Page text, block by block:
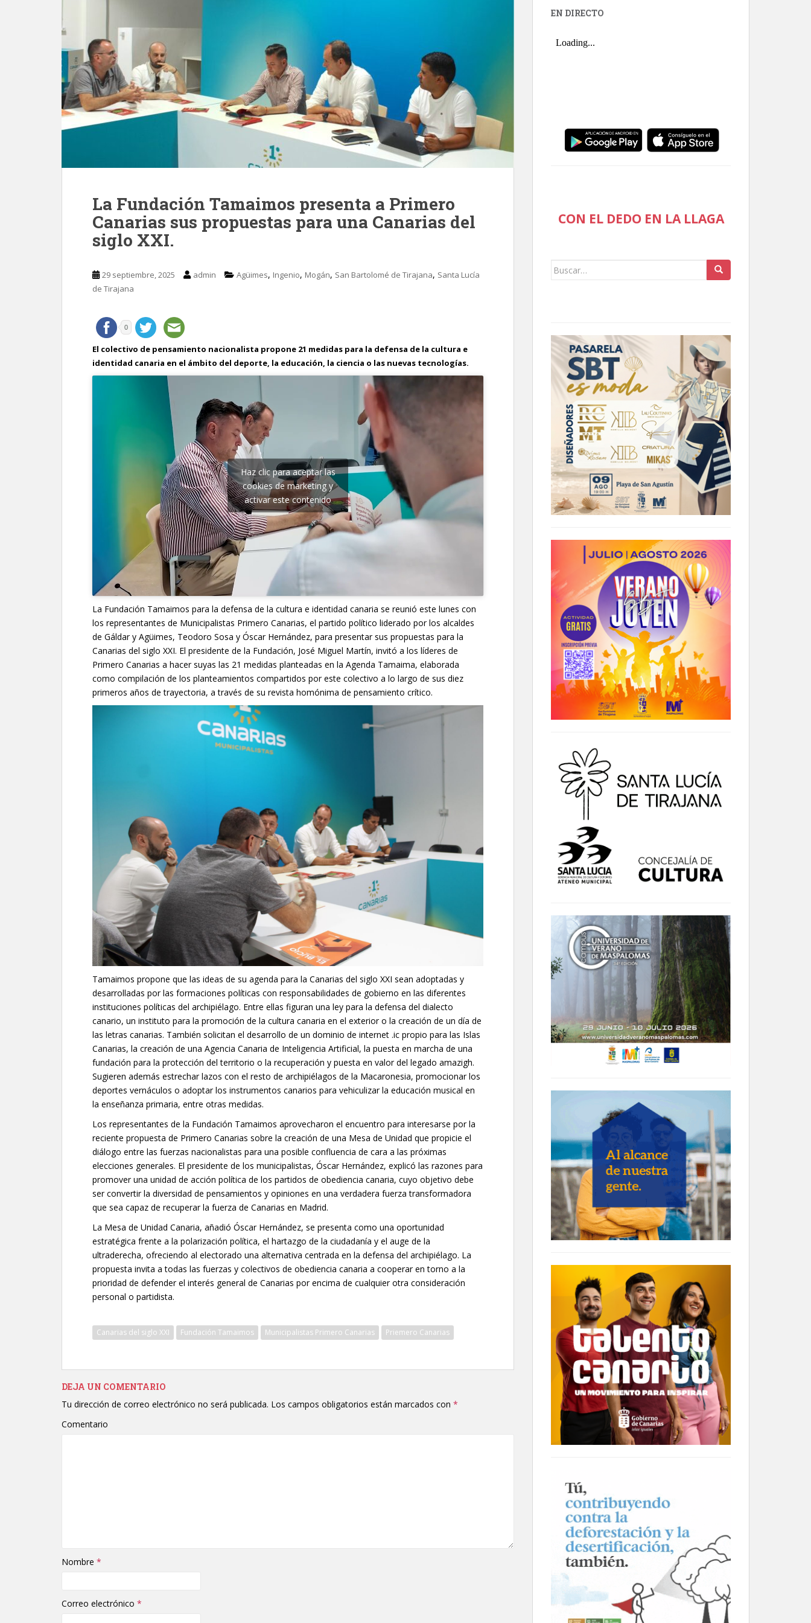
La Fundación Tamaimos presenta a Primero
Canarias sus propuestas para una Canarias del
siglo XXI.
29 septiembre, 2025 admin Agüimes, Ingenio, Mogán, San Bartolomé de Tirajana, Santa Lucía
de Tirajana
0
El colectivo de pensamiento nacionalista propone 21 medidas para la defensa de la cultura e
identidad canaria en el ámbito del deporte, la educación, la ciencia o las nuevas tecnologías.
Haz clic para aceptar las
cookies de marketing y
activar este contenido
La Fundación Tamaimos para la defensa de la cultura e identidad canaria se reunió este lunes con
los representantes de Municipalistas Primero Canarias, el partido político liderado por los alcaldes
de Gáldar y Agüimes, Teodoro Sosa y Óscar Hernández, para presentar sus propuestas para la
Canarias del siglo XXI. El presidente de la Fundación, José Miguel Martín, invitó a los líderes de
Primero Canarias a hacer suyas las 21 medidas planteadas en la Agenda Tamaima, elaborada
como compilación de los planteamientos compartidos por este colectivo a lo largo de sus diez
primeros años de trayectoria, a través de su revista homónima de pensamiento crítico.
Tamaimos propone que las ideas de su agenda para la Canarias del siglo XXI sean adoptadas y
desarrolladas por las formaciones políticas con responsabilidades de gobierno en las diferentes
instituciones políticas del archipiélago. Entre ellas figuran una ley para la defensa del dialecto
canario, un instituto para la promoción de la cultura canaria en el exterior o la creación de un día de
las letras canarias. También solicitan el desarrollo de un dominio de internet .ic propio para las Islas
Canarias, la creación de una Agencia Canaria de Inteligencia Artificial, la puesta en marcha de una
fundación para la protección del territorio o la recuperación y puesta en valor del legado amazigh.
Sugieren además estrechar lazos con el resto de archipiélagos de la Macaronesia, promocionar los
deportes vernáculos o adoptar los instrumentos canarios para vehiculizar la educación musical en
la enseñanza primaria, entre otras medidas.
Los representantes de la Fundación Tamaimos aprovecharon el encuentro para interesarse por la
reciente propuesta de Primero Canarias sobre la creación de una Mesa de Unidad que propicie el
diálogo entre las fuerzas nacionalistas para una posible confluencia de cara a las próximas
elecciones generales. El presidente de los municipalistas, Óscar Hernández, explicó las razones para
promover una unidad de acción política de los partidos de obediencia canaria, cuyo objetivo debe
ser convertir la diversidad de pensamientos y opiniones en una verdadera fuerza transformadora
que sea capaz de recuperar la fuerza de Canarias en Madrid.
La Mesa de Unidad Canaria, añadió Óscar Hernández, se presenta como una oportunidad
estratégica frente a la polarización política, el hartazgo de la ciudadanía y el auge de la
ultraderecha, ofreciendo al electorado una alternativa centrada en la defensa del archipiélago. La
propuesta invita a todas las fuerzas y colectivos de obediencia canaria a cooperar en torno a la
prioridad de defender el interés general de Canarias por encima de cualquier otra consideración
personal o partidista.
Canarias del siglo XXI Fundación Tamaimos Municipalistas Primero Canarias Priemero Canarias
DEJA UN COMENTARIO
Tu dirección de correo electrónico no será publicada. Los campos obligatorios están marcados con *
Comentario
Nombre *
Correo electrónico *
EN DIRECTO
CON EL DEDO EN LA LLAGA
Buscar: